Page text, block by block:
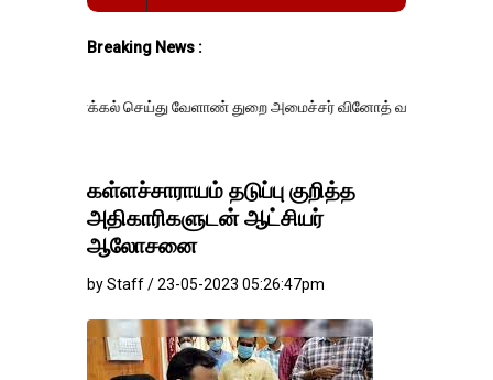
Breaking News :
செய்து வேளாண் துறை அமைச்சர் வினோத் வாசித்து வருகிறார். �.
கள்ளச்சாராயம் தடுப்பு குறித்த
அதிகாரிகளுடன் ஆட்சியர்
ஆலோசனை
by Staff / 23-05-2023 05:26:47pm